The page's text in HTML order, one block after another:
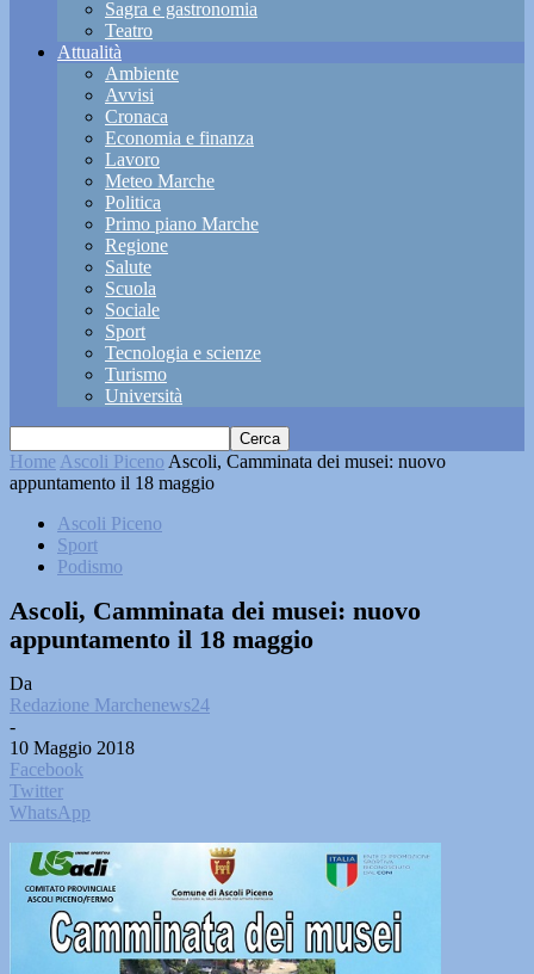
Sagra e gastronomia
Teatro
Attualità
Ambiente
Avvisi
Cronaca
Economia e finanza
Lavoro
Meteo Marche
Politica
Primo piano Marche
Regione
Salute
Scuola
Sociale
Sport
Tecnologia e scienze
Turismo
Università
Home Ascoli Piceno Ascoli, Camminata dei musei: nuovo
appuntamento il 18 maggio
Ascoli Piceno
Sport
Podismo
Ascoli, Camminata dei musei: nuovo
appuntamento il 18 maggio
Da
Redazione Marchenews24
-
10 Maggio 2018
Facebook
Twitter
WhatsApp